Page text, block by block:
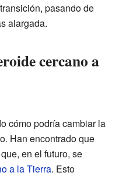
pasando de
alargada.
cercano a
cómo podría cambiar la
Han encontrado que
en el futuro, se
a la Tierra. Esto